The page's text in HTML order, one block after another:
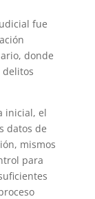
fue
donde
inicial, el
datos de
mismos
para